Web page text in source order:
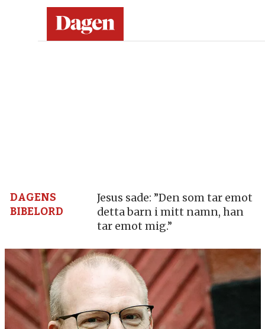
grund
–
nyheter,
debatt,
kultur
DAGENS
BIBELORD
Jesus sade: ”Den som tar emot
detta barn i mitt namn, han
tar emot mig.”